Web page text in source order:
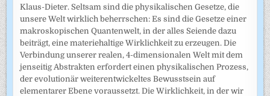
Klaus-Dieter. Seltsam sind die physikalischen Gesetze, die
unsere Welt wirklich beherrschen: Es sind die Gesetze einer
makroskopischen Quantenwelt, in der alles Seiende dazu
beiträgt, eine materiehaltige Wirklichkeit zu erzeugen. Die
Verbindung unserer realen, 4-dimensionalen Welt mit dem
jenseitig Abstrakten erfordert einen physikalischen Prozess,
der evolutionär weiterentwickeltes Bewusstsein auf
elementarer Ebene voraussetzt. Die Wirklichkeit, in der wir